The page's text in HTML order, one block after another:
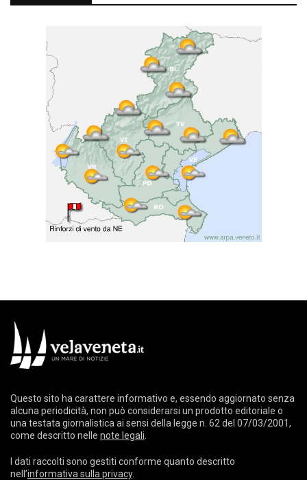
Questo sito ha carattere informativo e, essendo aggiornato senza
alcuna periodicità, non può considerarsi un prodotto editoriale o
una testata giornalistica ai sensi della legge n. 62 del 07/03/2001,
come descritto nelle note legali
I dati raccolti sono gestiti conforme quanto descritto
nell’informativa sulla privacy.